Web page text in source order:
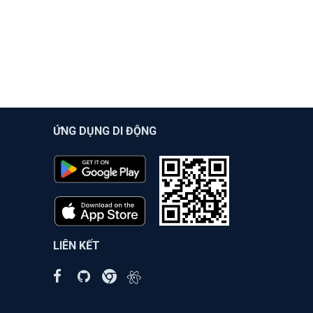
ỨNG DỤNG DI ĐỘNG
LIÊN KẾT